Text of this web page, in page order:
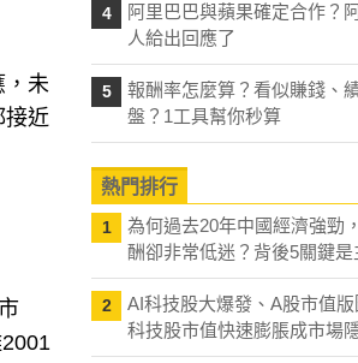
，未
接近
4
阿里巴巴與蘋果確定合作？
人給出回應了
5
報酬率怎麼算？看似賺錢、
盤？1工具幫你秒算
熱門排行
1
為何過去20年中國經濟強勁
酬卻非常低迷？背後5關鍵是
2
AI科技股大爆發、A股市值版
科技股市值快速膨脹成市場